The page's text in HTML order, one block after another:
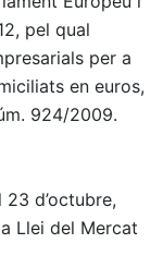
pel qual
per a
en euros,
924/2009.
d’octubre,
Llei del Mercat